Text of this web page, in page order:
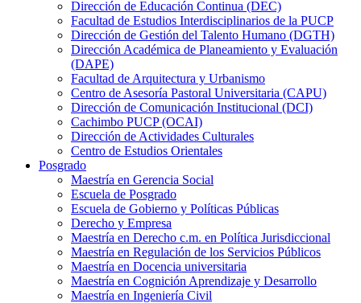
Dirección de Educación Continua (DEC)
Facultad de Estudios Interdisciplinarios de la PUCP
Dirección de Gestión del Talento Humano (DGTH)
Dirección Académica de Planeamiento y Evaluación
(DAPE)
Facultad de Arquitectura y Urbanismo
Centro de Asesoría Pastoral Universitaria (CAPU)
Dirección de Comunicación Institucional (DCI)
Cachimbo PUCP (OCAI)
Dirección de Actividades Culturales
Centro de Estudios Orientales
Posgrado
Maestría en Gerencia Social
Escuela de Posgrado
Escuela de Gobierno y Políticas Públicas
Derecho y Empresa
Maestría en Derecho c.m. en Política Jurisdiccional
Maestría en Regulación de los Servicios Públicos
Maestría en Docencia universitaria
Maestría en Cognición Aprendizaje y Desarrollo
Maestría en Ingeniería Civil